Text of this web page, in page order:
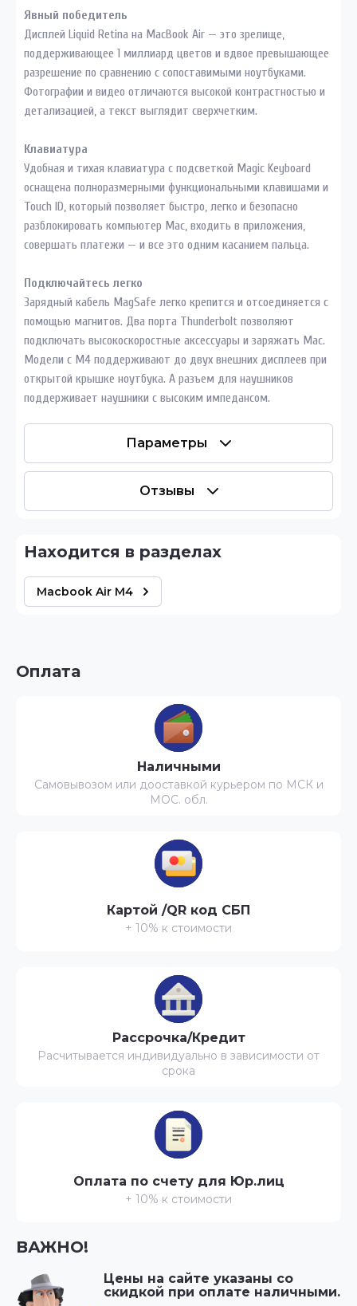
Явный победитель
Дисплей Liquid Retina на MacBook Air — это зрелище,
поддерживающее 1 миллиард цветов и вдвое превышающее
разрешение по сравнению с сопоставимыми ноутбуками.
Фотографии и видео отличаются высокой контрастностью и
детализацией, а текст выглядит сверхчетким.
Клавиатура
Удобная и тихая клавиатура с подсветкой Magic Keyboard
оснащена полноразмерными функциональными клавишами и
Touch ID, который позволяет быстро, легко и безопасно
разблокировать компьютер Mac, входить в приложения,
совершать платежи — и все это одним касанием пальца.
Подключайтесь легко
Зарядный кабель MagSafe легко крепится и отсоединяется с
помощью магнитов. Два порта Thunderbolt позволяют
подключать высокоскоростные аксессуары и заряжать Mac.
Модели с M4 поддерживают до двух внешних дисплеев при
открытой крышке ноутбука. А разъем для наушников
поддерживает наушники с высоким импедансом.
Параметры
Отзывы
Находится в разделах
Macbook Air M4
ВАЖНО!
Цены на сайте указаны со
скидкой при оплате наличными.
Оплата
Наличными
Самовывозом или дооставкой курьером по МСК и
МОС. обл.
Картой /QR код СБП
+ 10% к стоимости
Рассрочка/Кредит
Расчитывается индивидуально в зависимости от
срока
Оплата по счету для Юр.лиц
+ 10% к стоимости